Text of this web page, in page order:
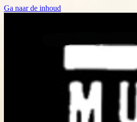
Ga naar de inhoud